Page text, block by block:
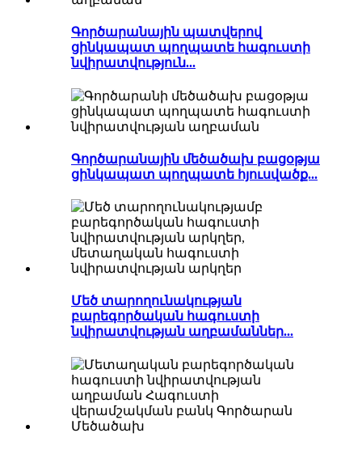
Գործարանային պատվերով
ցինկապատ պողպատե հագուստի
նվիրատվություն...
Գործարանային մեծածախ բացօթյա
ցինկապատ պողպատե հյուսվածք...
Մեծ տարողունակության
բարեգործական հագուստի
նվիրատվության աղբամաններ...